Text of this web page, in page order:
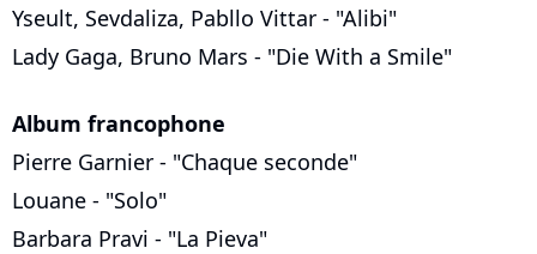
Yseult, Sevdaliza, Pabllo Vittar - "Alibi"
Lady Gaga, Bruno Mars - "Die With a Smile"
Album francophone
Pierre Garnier - "Chaque seconde"
Louane - "Solo"
Barbara Pravi - "La Pieva"